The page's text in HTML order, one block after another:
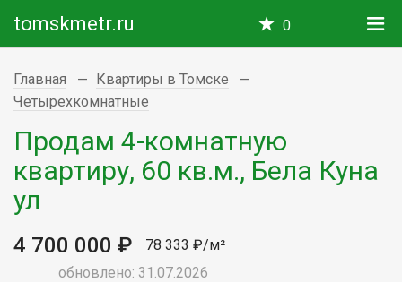
tomskmetr.ru 0
Главная
Квартиры в Томске
Четырехкомнатные
Продам 4-комнатную
квартиру, 60 кв.м., Бела Куна
ул
4 700 000 ₽
78 333 ₽/м²
обновлено: 31.07.2026